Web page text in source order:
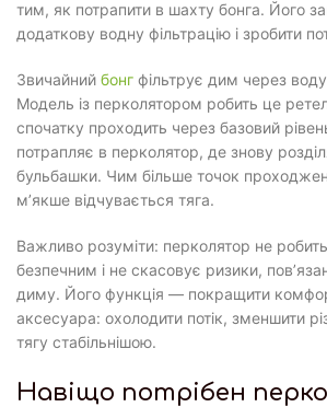
тим, як потрапити в шахту бонга. Його
додаткову водну фільтрацію і зробити
Звичайний бонг фільтрує дим через воду
Модель із перколятором робить це
спочатку проходить через базовий
потрапляє в перколятор, де знову
бульбашки. Чим більше точок
м’якше відчувається тяга.
Важливо розуміти: перколятор не
безпечним і не скасовує ризики,
диму. Його функція — покращити
аксесуара: охолодити потік, зменшити
тягу стабільнішою.
Навіщо потрібен